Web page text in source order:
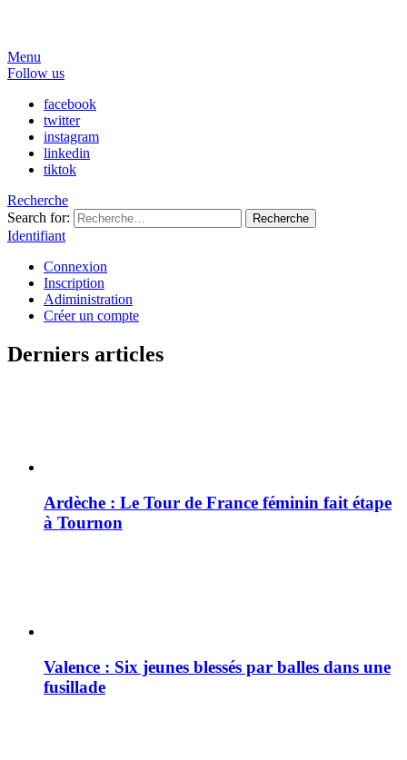
Menu
Follow us
facebook
twitter
instagram
linkedin
tiktok
Recherche
Search for:
Recherche
Identifiant
Connexion
Inscription
Adiministration
Créer un compte
Derniers articles
Ardèche : Le Tour de France féminin fait étape
à Tournon
Valence : Six jeunes blessés par balles dans une
fusillade